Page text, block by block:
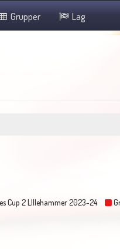
Grupper Lag
Cup 2 LIllehammer 2023-24